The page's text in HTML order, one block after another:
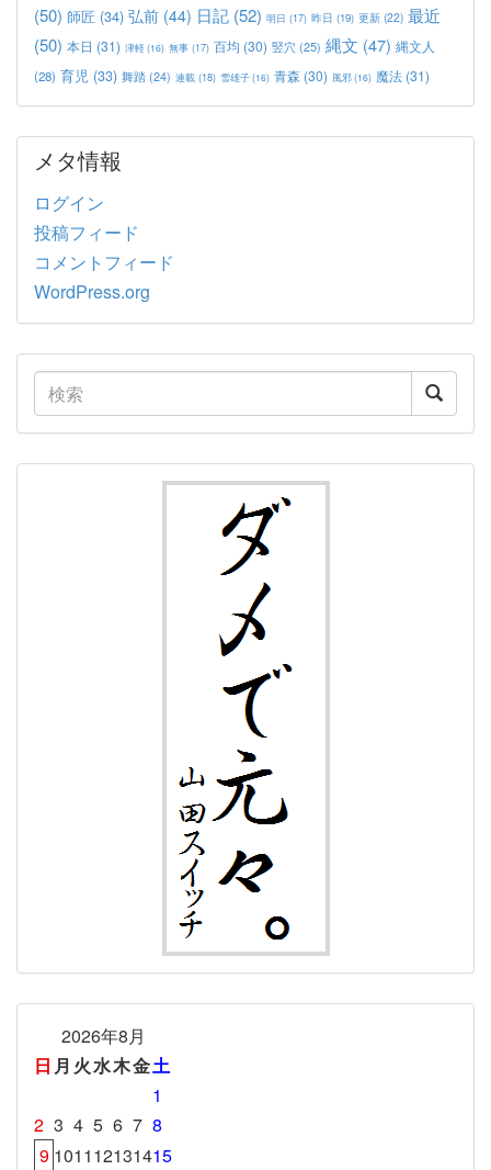
(50) 師匠 (34) 弘前 (44) 日記 (52) 明日 (17) 昨日 (19) 更新 (22) 最近
(50) 本日 (31) 津軽(16) 無事 (17) 百均 (30) 竪穴 (25) 縄文 (47) 縄文人
(28) 育児 (33) 舞踏 (24) 連載 (18) 雪雄子(16) 青森 (30) 風邪(16) 魔法 (31)
メタ情報
ログイン
投稿フィード
コメントフィード
WordPress.org
2026年8月
日 月 火水木金土
1
2 3 4 5 6 7 8
9 101112131415